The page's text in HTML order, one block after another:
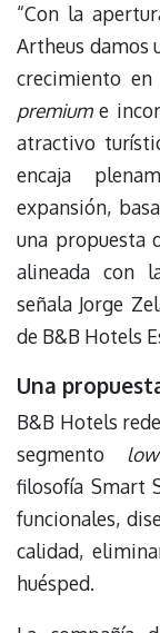
“Con la
Artheus damos
crecimiento
premiume
atractivo
encaja
expansión,
una propuesta
alineada con
señala Jorge
de B&B Hotels
Una
B&B Hotels
segmento
filosofía Smart
funcionales,
calidad,
huésped.